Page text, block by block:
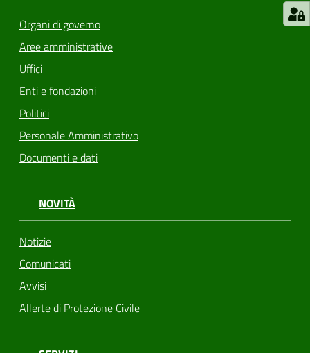
Organi di governo
Aree amministrative
Uffici
Enti e fondazioni
Politici
Personale Amministrativo
Documenti e dati
NOVITÀ
Notizie
Comunicati
Avvisi
Allerte di Protezione Civile